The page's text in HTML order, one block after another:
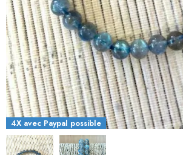
4X avec Paypal possible